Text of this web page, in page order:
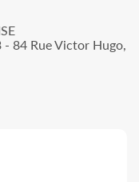
84 Rue Victor Hugo,